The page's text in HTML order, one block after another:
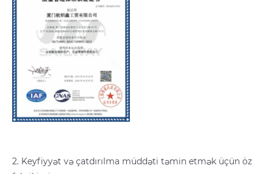
2. Keyfiyyət və çatdırılma müddəti təmin etmək üçün öz